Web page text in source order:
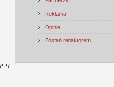
Reklama
Opinie
Zostań redaktorem
/* */